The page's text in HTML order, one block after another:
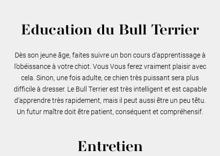
Education du Bull Terrier
Dès son jeune âge, faites suivre un bon cours d’apprentissage à
l’obéissance à votre chiot. Vous Vous ferez vraiment plaisir avec
cela. Sinon, une fois adulte, ce chien très puissant sera plus
difficile à dresser. Le Bull Terrier est très intelligent et est capable
d’apprendre très rapidement, mais il peut aussi être un peu têtu.
Un futur maître doit être patient, conséquent et compréhensif.
Entretien